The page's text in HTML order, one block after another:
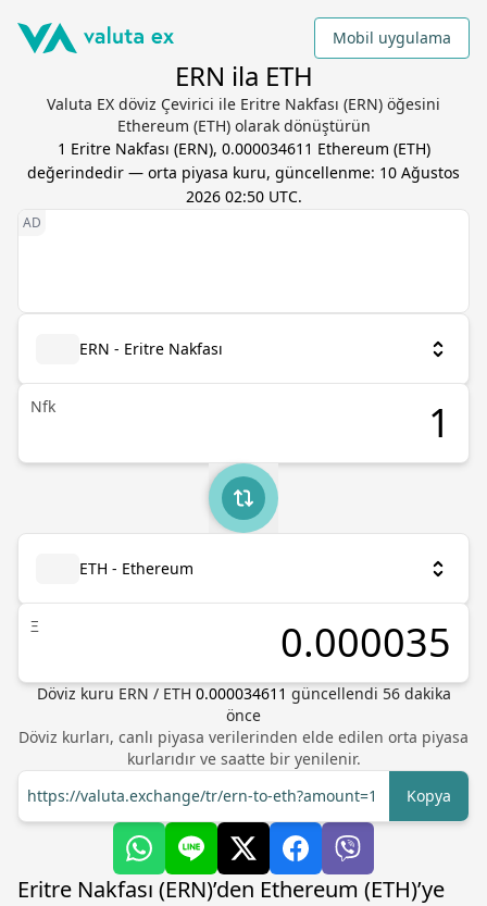
Mobil uygulama
ERN ila ETH
Valuta EX döviz Çevirici ile Eritre Nakfası (ERN) öğesini
Ethereum (ETH) olarak dönüştürün
1 Eritre Nakfası (ERN), 0.000034611 Ethereum (ETH)
değerindedir — orta piyasa kuru, güncellenme: 10 Ağustos
2026 02:50 UTC.
ERN - Eritre Nakfası
Nfk
ETH - Ethereum
Ξ
Döviz kuru ERN / ETH 0.000034611 güncellendi 56 dakika
önce
Döviz kurları, canlı piyasa verilerinden elde edilen orta piyasa
kurlarıdır ve saatte bir yenilenir.
https://valuta.exchange/tr/ern-to-eth?amount=1
Kopya
Eritre Nakfası (ERN)’den Ethereum (ETH)’ye